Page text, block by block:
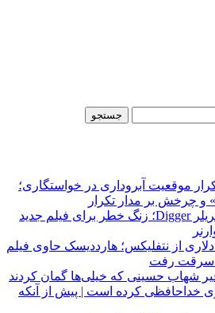
آبروداری در خواستگاری؛
استقبال کم‌رمق از تریلر Digger؛ زنگ خطر برای فیلم جدید
دلاری از نتفلیکس؛ هارددیسک حاوی فیلم
رفت
حسینی که خیلی‌ها گمان کردند
کرده است | پیش از آنکه